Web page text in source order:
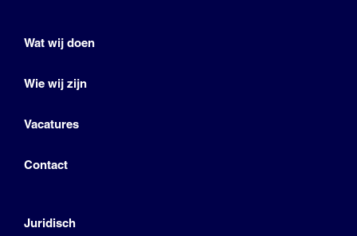
Wat wij doen
Wie wij zijn
Vacatures
Contact
Juridisch